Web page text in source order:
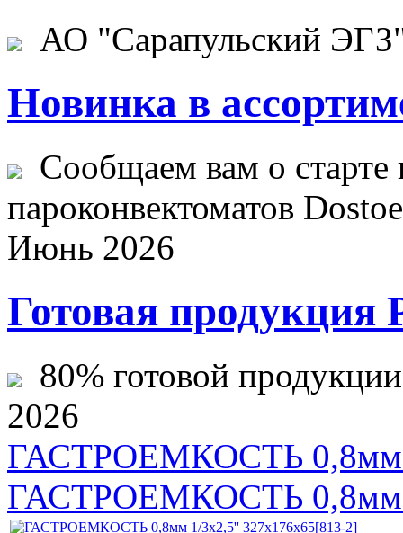
АО "Сарапульский
Новинка в
Сообщаем вам о старте
пароконвектоматов
Июнь 2026
Готовая продукция
80% готовой
2026
ГАСТРОЕМКОСТЬ 0,8мм
ГАСТРОЕМКОСТЬ 0,8мм